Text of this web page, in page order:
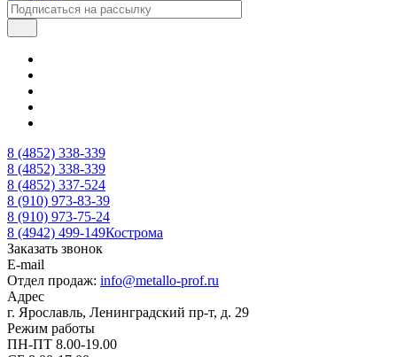
8 (4852) 338-339
8 (4852) 338-339
8 (4852) 337-524
8 (910) 973-83-39
8 (910) 973-75-24
8 (4942) 499-149Кострома
Заказать звонок
E-mail
Отдел продаж: info@metallo-prof.ru
Адрес
г. Ярославль, Ленинградский пр-т, д. 29
Режим работы
ПН-ПТ 8.00-19.00